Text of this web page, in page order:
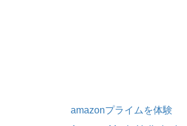
amazonプライムを体験